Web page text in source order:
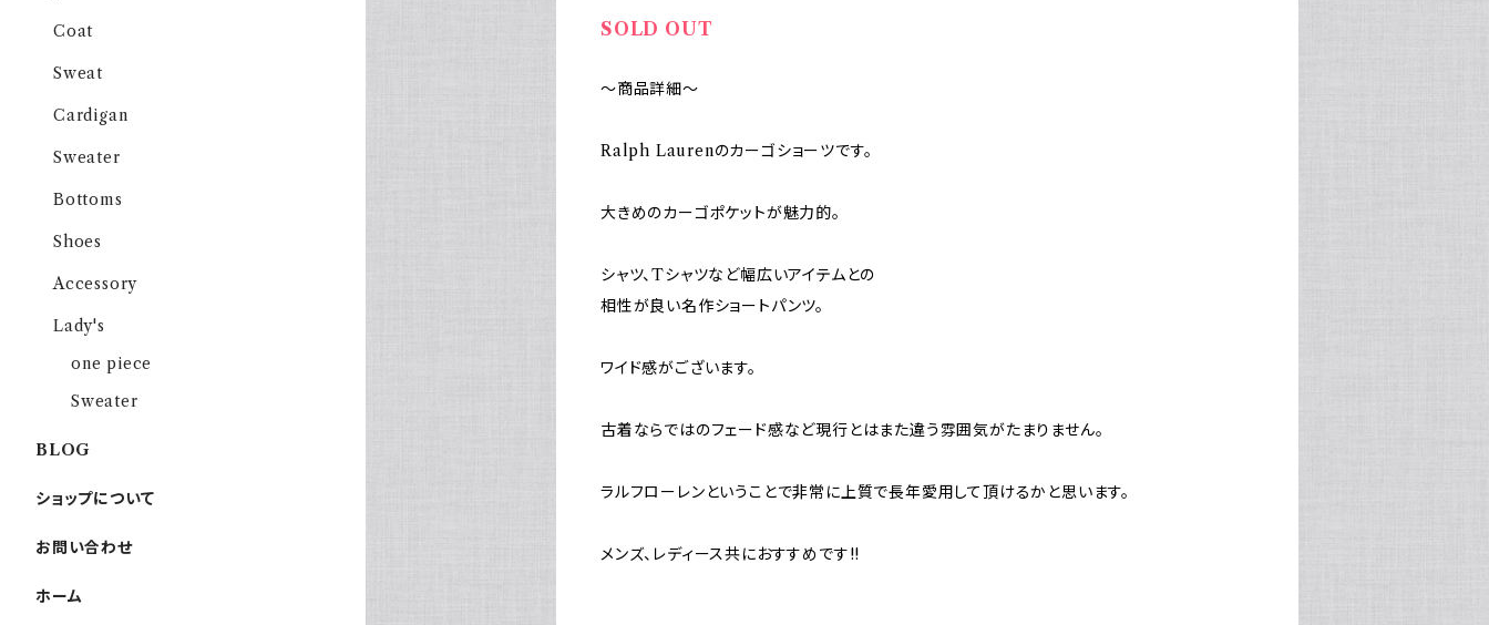
SOLD OUT
～商品詳細～
Ralph Laurenのカーゴショーツです。
大きめのカーゴポケットが魅力的。
シャツ、Tシャツなど幅広いアイテムとの
相性が良い名作ショートパンツ。
ワイド感がございます。
古着ならではのフェード感など現行とはまた違う雰囲気がたまりません。
ラルフローレンということで非常に上質で長年愛用して頂けるかと思います。
メンズ、レディース共におすすめです!!
Coat
Sweat
Cardigan
Sweater
Bottoms
Shoes
Accessory
Lady's
one piece
Sweater
BLOG
ショップについて
お問い合わせ
ホーム